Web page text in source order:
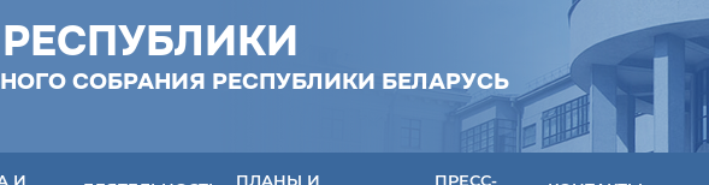
СОБРАНИЯ РЕСПУБЛИКИ БЕЛАРУСЬ
И
ПЛАНЫ И
ПРЕСС-